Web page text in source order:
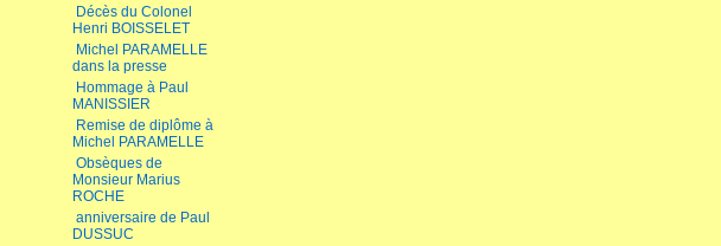
Décès du Colonel
Henri BOISSELET
Michel PARAMELLE
dans la presse
Hommage à Paul
MANISSIER
Remise de diplôme à
Michel PARAMELLE
Obsèques de
Monsieur Marius
ROCHE
anniversaire de Paul
DUSSUC